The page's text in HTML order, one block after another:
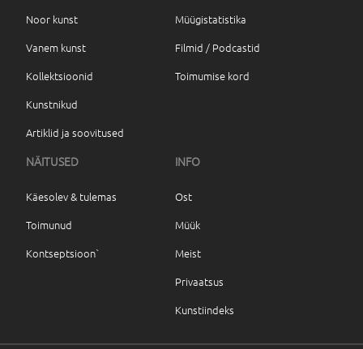
Noor kunst
Vanem kunst
Kollektsioonid
Kunstnikud
Artiklid ja soovitused
Müügistatistika
Filmid / Podcastid
Toimumise kord
NÄITUSED
Käesolev & tulemas
Toimunud
Kontseptsioon`
INFO
Ost
Müük
Meist
Privaatsus
Kunstiindeks